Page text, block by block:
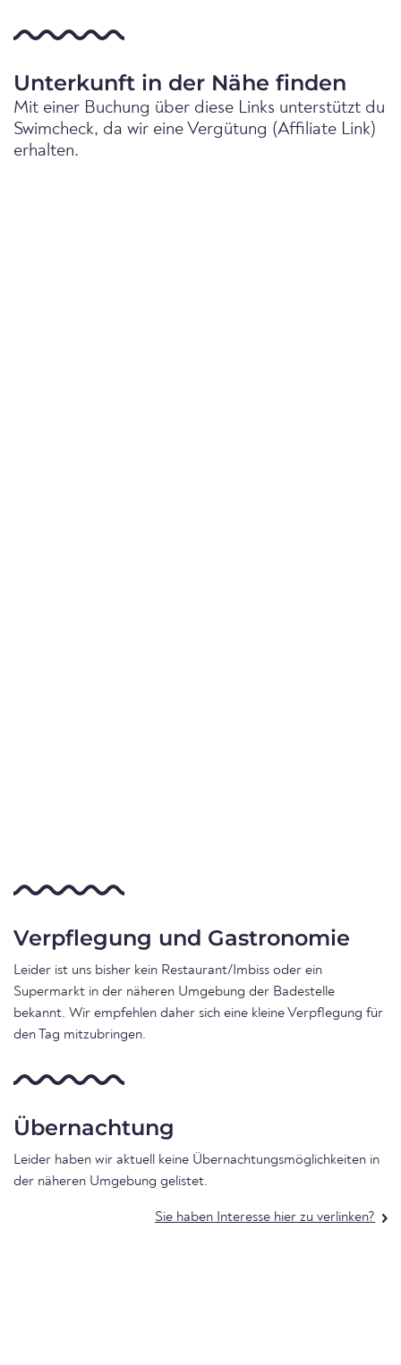
Unterkunft in der Nähe finden
Mit einer Buchung über diese Links unterstützt du
Swimcheck, da wir eine Vergütung (Affiliate Link)
erhalten.
Verpflegung und Gastronomie
Leider ist uns bisher kein Restaurant/Imbiss oder ein
Supermarkt in der näheren Umgebung der Badestelle
bekannt. Wir empfehlen daher sich eine kleine Verpflegung für
den Tag mitzubringen.
Übernachtung
Leider haben wir aktuell keine Übernachtungsmöglichkeiten in
der näheren Umgebung gelistet.
Sie haben Interesse hier zu verlinken?